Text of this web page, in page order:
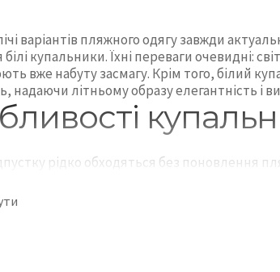
варіантів пляжного одягу завжди
купальники. Їхні переваги очевидні:
вже набуту засмагу. Крім того, білий
надаючи літньому образу елегантність і
рідко обходяться без поновлення
Існує кілька найбільш популярних